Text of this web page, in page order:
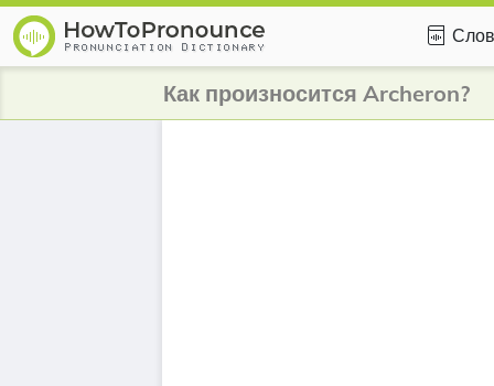
Как произносится Archeron?